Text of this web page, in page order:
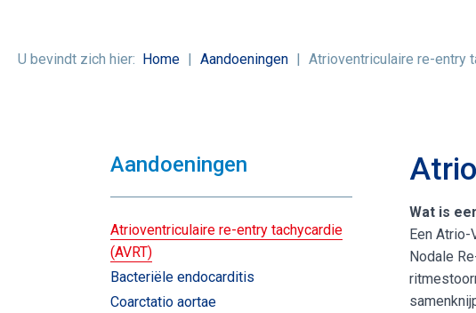
U bevindt zich hier: Home Aandoeningen Atrioventriculaire re-entry
Aandoeningen
Atrioventriculaire re-entry tachycardie
(AVRT)
Bacteriële endocarditis
Coarctatio aortae
Wat is
Een Atrio-
Nodale